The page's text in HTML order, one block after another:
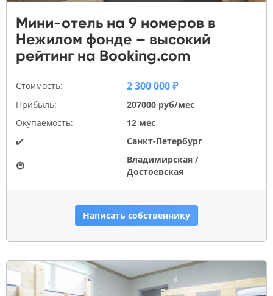
Мини-отель на 9 номеров в
Нежилом фонде – высокий
рейтинг на Booking.com
Стоимость: 2 300 000 ₽
Прибыль:
207000 руб/мес
Окупаемость:
12 мес
✔️
Санкт-Петербург
🚇
Владимирская /
Достоевская
Написать собственнику